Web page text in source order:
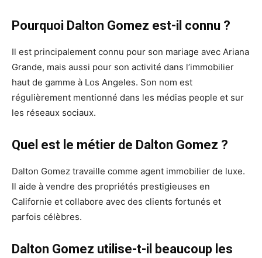
Pourquoi Dalton Gomez est-il connu ?
Il est principalement connu pour son mariage avec Ariana
Grande, mais aussi pour son activité dans l’immobilier
haut de gamme à Los Angeles. Son nom est
régulièrement mentionné dans les médias people et sur
les réseaux sociaux.
Quel est le métier de Dalton Gomez ?
Dalton Gomez travaille comme agent immobilier de luxe.
Il aide à vendre des propriétés prestigieuses en
Californie et collabore avec des clients fortunés et
parfois célèbres.
Dalton Gomez utilise-t-il beaucoup les